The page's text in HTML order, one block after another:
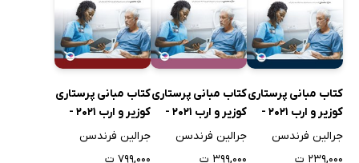
کتاب مبانی پرستاری
کوزیر و ارب 2021 -
جلد ششم
جرالین فرندسن
۲۳۹,۰۰۰ ت
کتاب مبانی پرستاری
کوزیر و ارب 2021 -
جلد هفتم
جرالین فرندسن
۳۹۹,۰۰۰ ت
کتاب مبانی پرستاری
کوزیر و ارب 2021 -
جلد دهم
جرالین فرندسن
۷۹۹,۰۰۰ ت